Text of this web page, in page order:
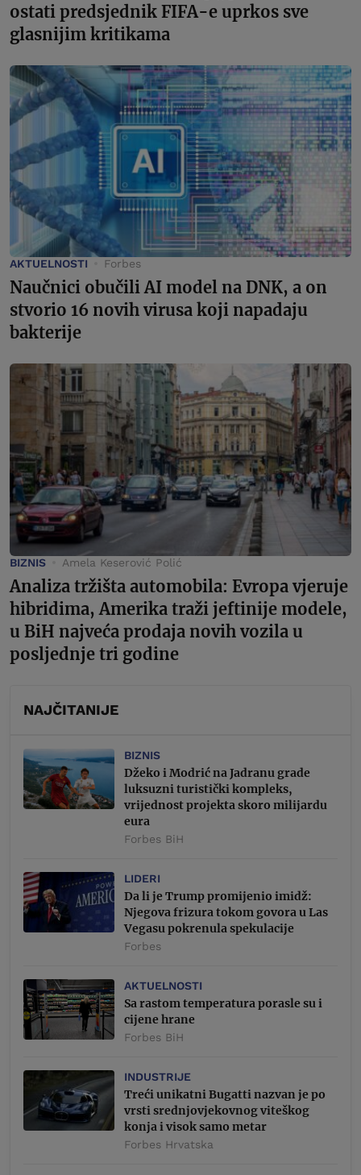
ostati predsjednik FIFA-e uprkos sve
glasnijim kritikama
AKTUELNOSTI Forbes
Naučnici obučili AI model na DNK, a on
stvorio 16 novih virusa koji napadaju
bakterije
BIZNIS Amela Keserović Polić
Analiza tržišta automobila: Evropa vjeruje
hibridima, Amerika traži jeftinije modele,
u BiH najveća prodaja novih vozila u
posljednje tri godine
NAJČITANIJE
BIZNIS
Džeko i Modrić na Jadranu grade
luksuzni turistički kompleks,
vrijednost projekta skoro milijardu
eura
Forbes BiH
LIDERI
Da li je Trump promijenio imidž:
Njegova frizura tokom govora u Las
Vegasu pokrenula spekulacije
Forbes
AKTUELNOSTI
Sa rastom temperatura porasle su i
cijene hrane
Forbes BiH
INDUSTRIJE
Treći unikatni Bugatti nazvan je po
vrsti srednjovjekovnog viteškog
konja i visok samo metar
Forbes Hrvatska